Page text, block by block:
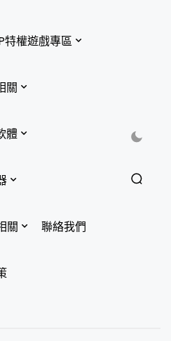
特權遊戲專區
關
體
關 聯絡我們